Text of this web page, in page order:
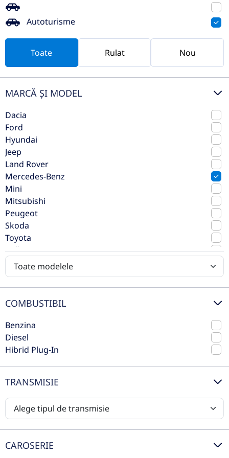
117.721€ Vezi oferta
consignație
Mercedes-Benz GLE Coupé GLE
450 d 4MATIC Coupé
2024
83.888 km
4x4 (automat)
Diesel
81.599€
TVA inclus deductibil
nou
Autoturisme
Toate Rulat Nou
MARCĂ ȘI MODEL
Dacia
Ford
Hyundai
Jeep
Land Rover
Mercedes-Benz
Mini
Mitsubishi
Peugeot
Skoda
Toyota
Volkswagen
Volvo
COMBUSTIBIL
Benzina
Diesel
Hibrid Plug-In
TRANSMISIE
CAROSERIE